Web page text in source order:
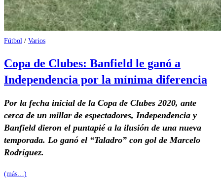
Fútbol / Varios
Copa de Clubes: Banfield le ganó a
Independencia por la mínima diferencia
Por la fecha inicial de la Copa de Clubes 2020, ante
cerca de un millar de espectadores, Independencia y
Banfield dieron el puntapié a la ilusión de una nueva
temporada. Lo ganó el “Taladro” con gol de Marcelo
Rodríguez.
(más…)